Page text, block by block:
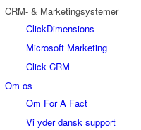
CRM- & Marketingsystemer
ClickDimensions
Microsoft Marketing
Click CRM
Om os
Om For A Fact
Vi yder dansk support